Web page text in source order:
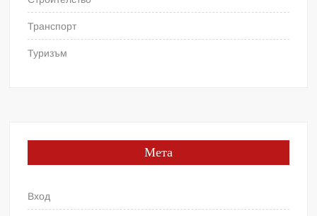
Транспорт
Туризъм
Мета
Вход